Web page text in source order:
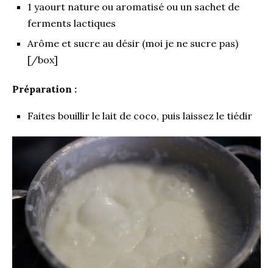
1 yaourt nature ou aromatisé ou un sachet de
ferments lactiques
Arôme et sucre au désir (moi je ne sucre pas)
[/box]
Préparation :
Faites bouillir le lait de coco, puis laissez le tiédir